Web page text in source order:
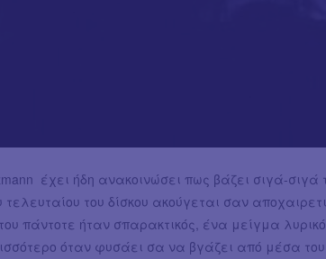
έχει ήδη ανακοινώσει πως βάζει σιγά-σιγά
του δίσκου ακούγεται σαν
πάντοτε ήταν σπαρακτικός, ένα μείγμα
όταν φυσάει σα να βγάζει από μέσα